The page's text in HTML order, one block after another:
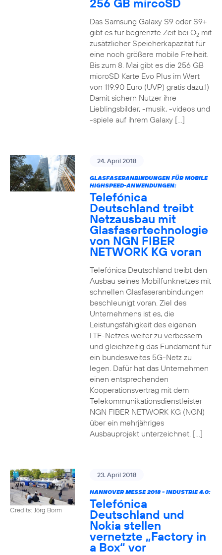
256 GB mircoSD
Das Samsung Galaxy S9 oder S9+
gibt es für begrenzte Zeit bei O2mit
zusätzlicher Speicherkapazität für
eine noch größere mobile Freiheit.
Bis zum 8. Mai gibt es die 256 GB
microSD Karte Evo Plus im Wert
von 119,90 Euro (UVP) gratis dazu.1)
Damit sichern Nutzer ihre
Lieblingsbilder, -musik, -videos und
-spiele auf ihrem Galaxy […]
24. April 2018
GLASFASERANBINDUNGEN FÜR MOBILE
HIGHSPEED-ANWENDUNGEN:
Telefónica
Deutschland treibt
Netzausbau mit
Glasfasertechnologie
von NGN FIBER
NETWORK KG voran
Telefónica Deutschland treibt den
Ausbau seines Mobilfunknetzes mit
schnellen Glasfaseranbindungen
beschleunigt voran. Ziel des
Unternehmens ist es, die
Leistungsfähigkeit des eigenen
LTE-Netzes weiter zu verbessern
und gleichzeitig das Fundament für
ein bundesweites 5G-Netz zu
legen. Dafür hat das Unternehmen
einen entsprechenden
Kooperationsvertrag mit dem
Telekommunikationsdienstleister
NGN FIBER NETWORK KG (NGN)
über ein mehrjähriges
Ausbauprojekt unterzeichnet. […]
Credits: Jörg Borm
23. April 2018
HANNOVER MESSE 2018 - INDUSTRIE 4.0:
Telefónica
Deutschland und
Nokia stellen
vernetzte „Factory in
a Box“ vor